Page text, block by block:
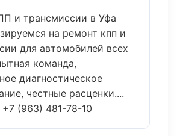
и трансмиссии в Уфа
на ремонт кпп и
для автомобилей всех
команда,
диагностическое
честные расценки....
+7 (963) 481-78-10